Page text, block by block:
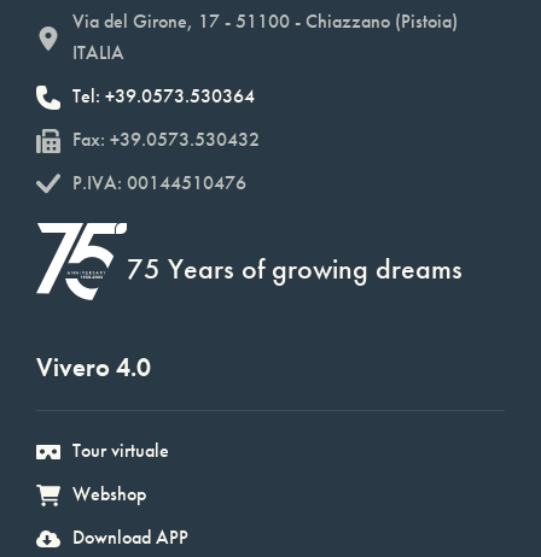
Via del Girone, 17 - 51100 - Chiazzano (Pistoia)
ITALIA
Tel: +39.0573.530364
Fax: +39.0573.530432
P.IVA: 00144510476
75 Years of growing dreams
Vivero 4.0
Tour virtuale
Webshop
Download APP